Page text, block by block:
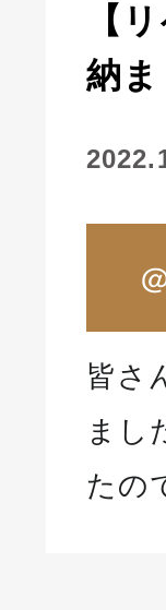
【
納
皆さ
まし
たの